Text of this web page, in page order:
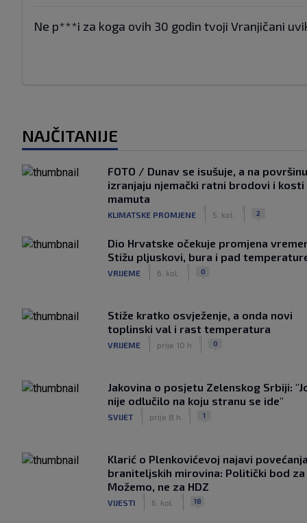
Ne p***i za koga ovih 30 godin tvoji Vranjičani
NAJČITANIJE
FOTO / Dunav se isušuje, a na površinu
izranjaju njemački ratni brodovi i kosti
mamuta
KLIMATSKE PROMJENE 5. kol. 2
Dio Hrvatske očekuje promjena
Stižu pljuskovi, bura i pad
VRIJEME 6. kol. 0
Stiže kratko osvježenje, a onda novi
toplinski val i rast temperatura
VRIJEME prije 10 h 0
Jakovina o posjetu Zelenskog Srbiji:
nije odlučilo na koju stranu se ide"
SVIJET prije 8 h 1
Klarić o Plenkovićevoj najavi povećanja
braniteljskih mirovina: Politički bod za
Možemo, ne za HDZ
VIJESTI 6. kol. 18